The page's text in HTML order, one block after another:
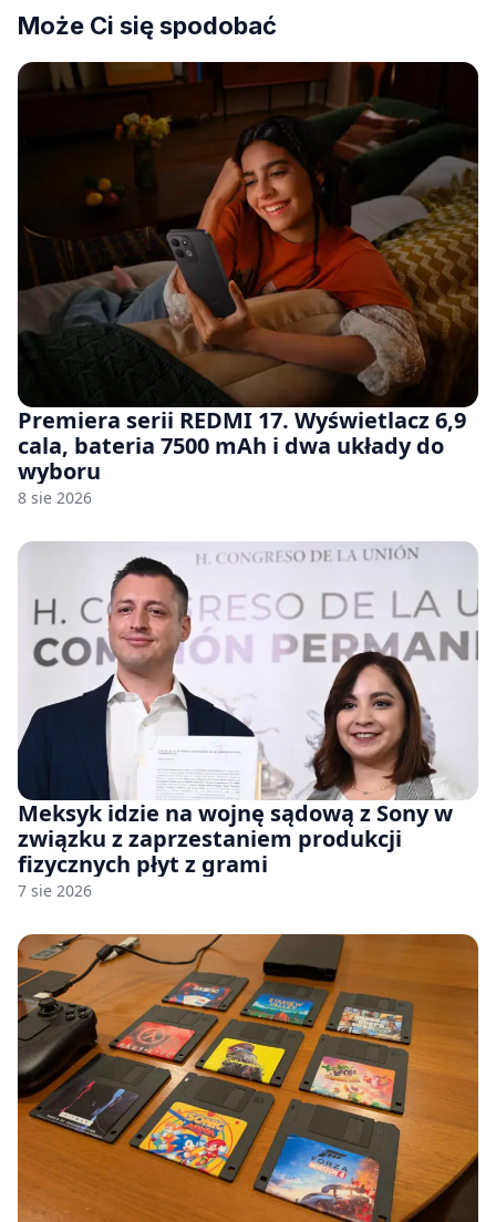
Może Ci się spodobać
Premiera serii REDMI 17. Wyświetlacz 6,9
cala, bateria 7500 mAh i dwa układy do
wyboru
8 sie 2026
Meksyk idzie na wojnę sądową z Sony w
związku z zaprzestaniem produkcji
fizycznych płyt z grami
7 sie 2026